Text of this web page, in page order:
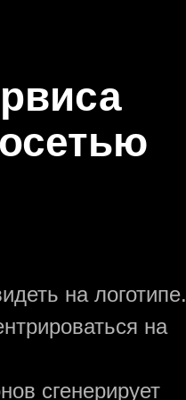
на логотипе.
на
сгенерирует